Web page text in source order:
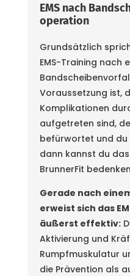
EMS nach
operation
Grundsätzlich
EMS-Training nach
Voraussetzung ist,
Komplikationen
aufgetreten sind,
befürwortet und du
dann kannst du das
BrunnerFit
Gerade nach
erweist sich das
äußerst effektiv:
Aktivierung und
Rumpfmuskulatur
die Prävention als